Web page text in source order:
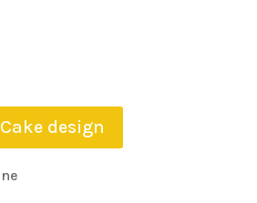
Cake design